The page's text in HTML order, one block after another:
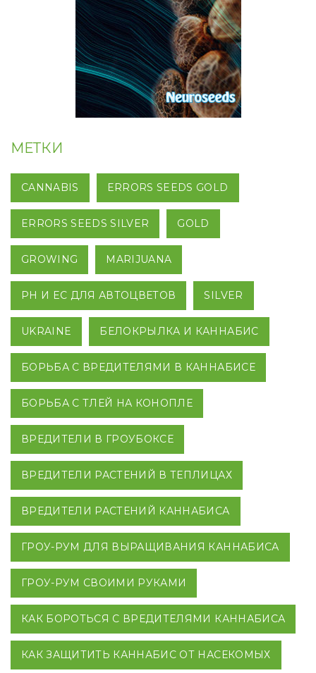
МЕТКИ
CANNABIS ERRORS SEEDS GOLD
ERRORS SEEDS SILVER GOLD
GROWING MARIJUANA
PH И EC ДЛЯ АВТОЦВЕТОВ SILVER
UKRAINE БЕЛОКРЫЛКА И КАННАБИС
БОРЬБА С ВРЕДИТЕЛЯМИ В КАННАБИСЕ
БОРЬБА С ТЛЕЙ НА КОНОПЛЕ
ВРЕДИТЕЛИ В ГРОУБОКСЕ
ВРЕДИТЕЛИ РАСТЕНИЙ В ТЕПЛИЦАХ
ВРЕДИТЕЛИ РАСТЕНИЙ КАННАБИСА
ГРОУ-РУМ ДЛЯ ВЫРАЩИВАНИЯ КАННАБИСА
ГРОУ-РУМ СВОИМИ РУКАМИ
КАК БОРОТЬСЯ С ВРЕДИТЕЛЯМИ КАННАБИСА
КАК ЗАЩИТИТЬ КАННАБИС ОТ НАСЕКОМЫХ